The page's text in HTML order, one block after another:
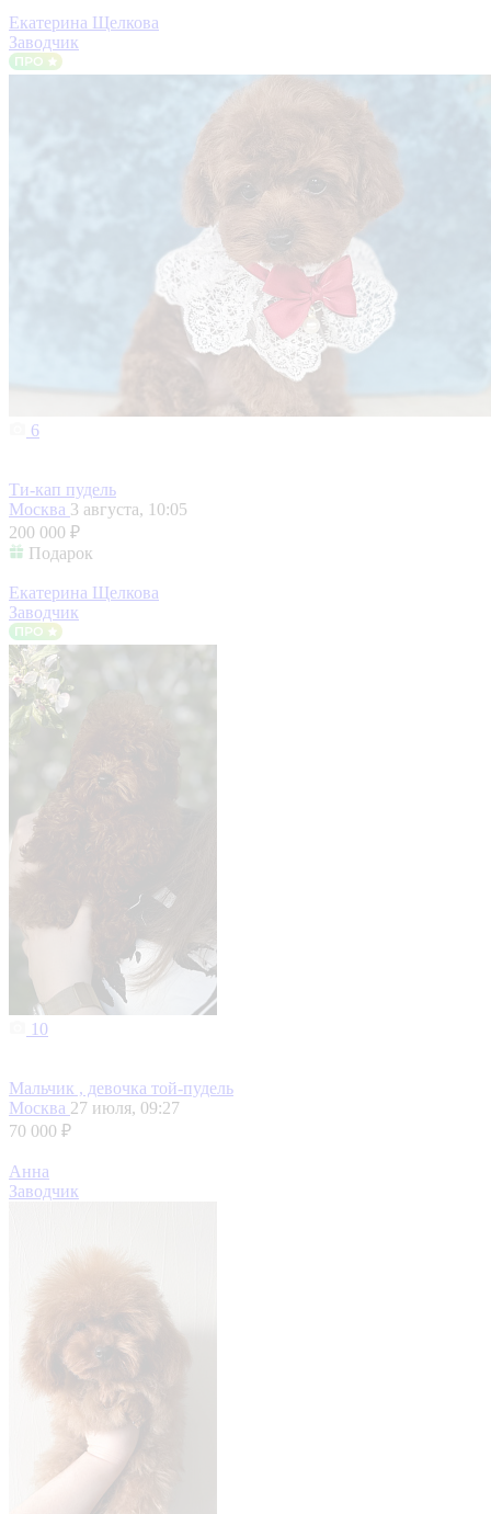
Екатерина Щелкова
Заводчик
6
Ти-кап пудель
Москва 3 августа, 10:05
200 000 ₽
Подарок
Екатерина Щелкова
Заводчик
10
Мальчик , девочка той-пудель
Москва 27 июля, 09:27
70 000 ₽
Анна
Заводчик